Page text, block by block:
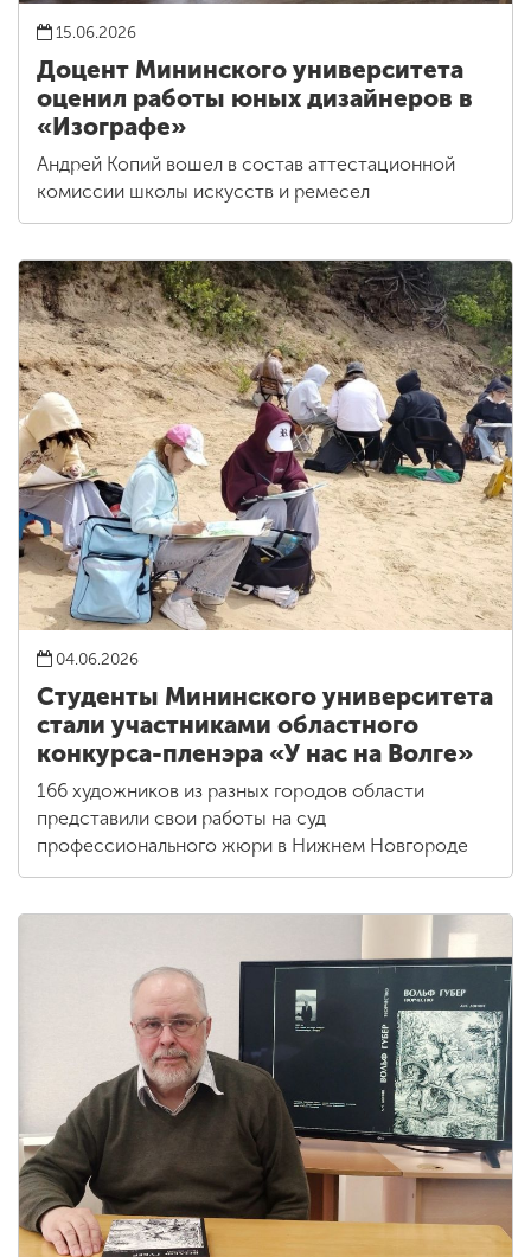
15.06.2026
Доцент Мининского университета
оценил работы юных дизайнеров в
«Изографе»
Андрей Копий вошел в состав аттестационной
комиссии школы искусств и ремесел
04.06.2026
Студенты Мининского университета
стали участниками областного
конкурса-пленэра «У нас на Волге»
166 художников из разных городов области
представили свои работы на суд
профессионального жюри в Нижнем Новгороде